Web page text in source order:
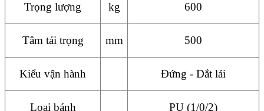
Trọng lượng kg 600
Tâm tải trọng mm 500
Kiểu vận hành Đứng - Dắt lái
Loại bánh PU (1/0/2)